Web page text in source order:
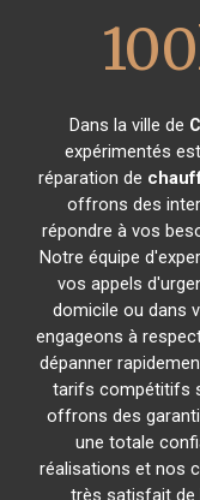
Dans la ville de
expérimentés
réparation de
offrons des
répondre à vos
Notre équipe
vos appels
domicile ou dans
engageons à
dépanner
tarifs compétitifs
offrons des
une totale
réalisations et nos
très satisfait de